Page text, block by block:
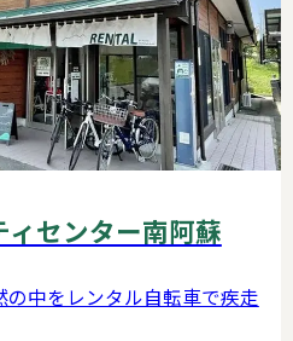
ィセンター南阿蘇
の中をレンタル自転車で疾走